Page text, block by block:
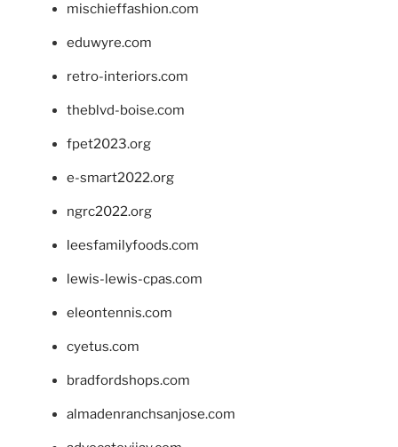
mischieffashion.com
eduwyre.com
retro-interiors.com
theblvd-boise.com
fpet2023.org
e-smart2022.org
ngrc2022.org
leesfamilyfoods.com
lewis-lewis-cpas.com
eleontennis.com
cyetus.com
bradfordshops.com
almadenranchsanjose.com